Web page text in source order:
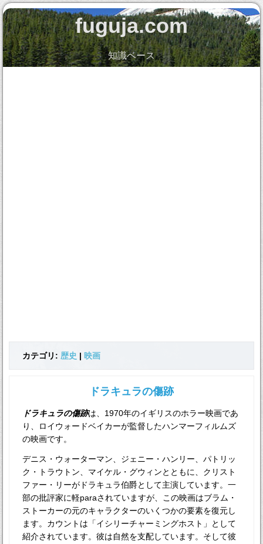
fuguja.com
知識ベース
カテゴリ:歴史 | 映画
ドラキュラの傷跡
ドラキュラの傷跡は、1970年のイギリスのホラー映画であ
り、ロイウォードベイカーが監督したハンマーフィルムズ
の映画です。
デニス・ウォーターマン、ジェニー・ハンリー、パトリッ
ク・トラウトン、マイケル・グウィンとともに、クリスト
ファー・リーがドラキュラ伯爵として主演しています。一
部の批評家に軽paraされていますが、この映画はブラム・
ストーカーの元のキャラクターのいくつかの要素を復元し
ます。カウントは「イシリーチャーミングホスト」として
紹介されています。彼は自然を支配しています。そして彼